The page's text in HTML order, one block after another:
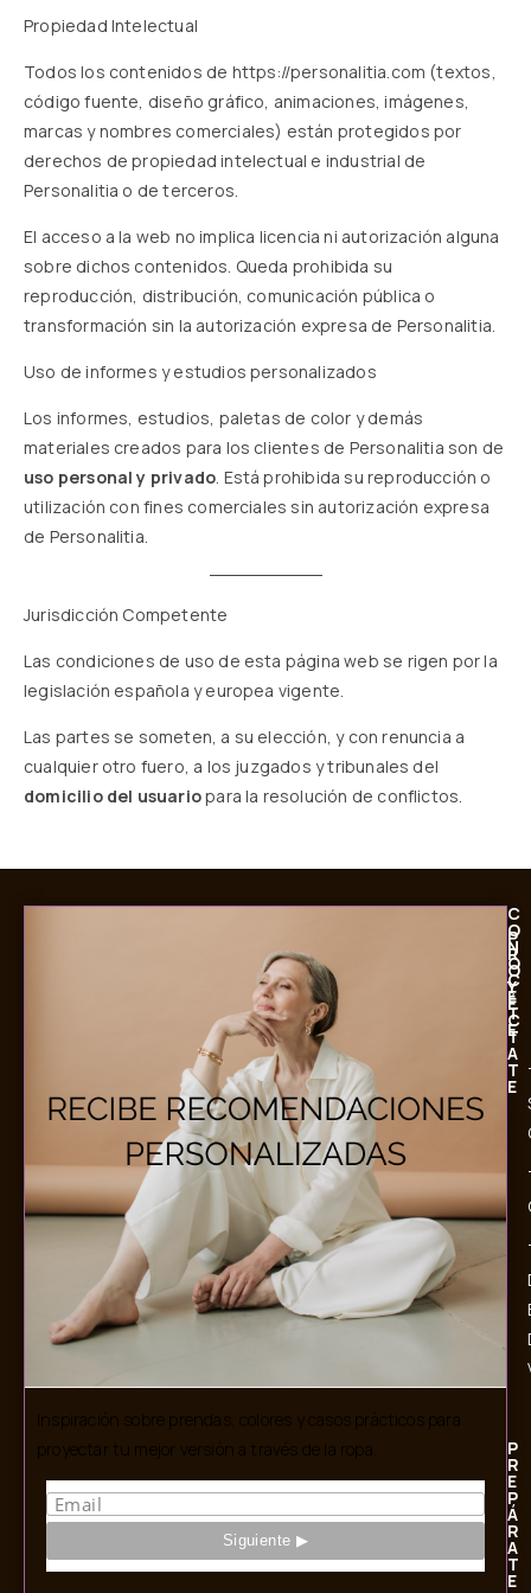
Propiedad Intelectual
Todos los contenidos de https://personalitia.com (textos,
código fuente, diseño gráfico, animaciones, imágenes,
marcas y nombres comerciales) están protegidos por
derechos de propiedad intelectual e industrial de
Personalitia o de terceros.
El acceso a la web no implica licencia ni autorización alguna
sobre dichos contenidos. Queda prohibida su
reproducción, distribución, comunicación pública o
transformación sin la autorización expresa de Personalitia.
Uso de informes y estudios personalizados
Los informes, estudios, paletas de color y demás
materiales creados para los clientes de Personalitia son de
uso personal y privado. Está prohibida su reproducción o
utilización con fines comerciales sin autorización expresa
de Personalitia.
Jurisdicción Competente
Las condiciones de uso de esta página web se rigen por la
legislación española y europea vigente.
Las partes se someten, a su elección, y con renuncia a
cualquier otro fuero, a los juzgados y tribunales del
domicilio del usuariopara la resolución de conflictos.
Inspiración sobre prendas, colores y casos prácticos para
proyectar tu mejor versión a través de la ropa.
C
O
N
Ó
C
E
T
E
P
R
E
P
Á
R
A
T
E
P
R
O
Y
É
C
T
A
T
E